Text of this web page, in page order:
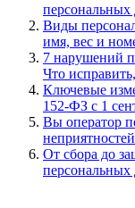
Виды
имя, вес и
7 нарушений
Что
Ключевые
152-ФЗ с 1
Вы оператор
От сбора до